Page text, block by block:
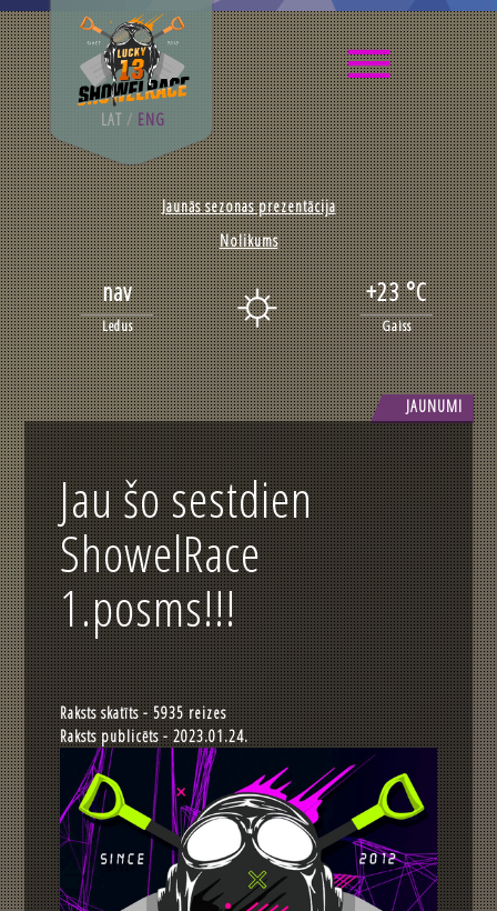
LAT/ ENG
Jaunās sezonas prezentācija
Nolikums
nav +23 °C
Ledus Gaiss
JAUNUMI
Jau šo sestdien
ShowelRace
1.posms!!!
Raksts skatīts - 5935 reizes
Raksts publicēts - 2023.01.24.